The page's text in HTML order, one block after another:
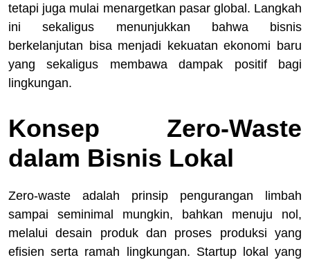
tetapi juga mulai menargetkan pasar global. Langkah
ini sekaligus menunjukkan bahwa bisnis
berkelanjutan bisa menjadi kekuatan ekonomi baru
yang sekaligus membawa dampak positif bagi
lingkungan.
Konsep Zero-Waste
dalam Bisnis Lokal
Zero-waste adalah prinsip pengurangan limbah
sampai seminimal mungkin, bahkan menuju nol,
melalui desain produk dan proses produksi yang
efisien serta ramah lingkungan. Startup lokal yang